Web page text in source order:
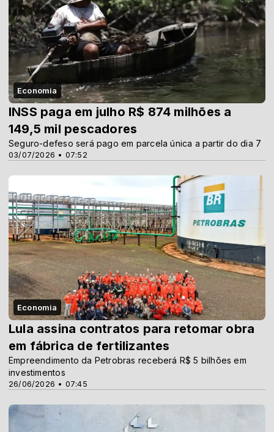
Economia
03/07/2026 • 07:52
INSS paga em julho R$ 874 milhões a
149,5 mil pescadores
Seguro-defeso será pago em parcela única a partir do dia 7
Economia
26/06/2026 • 07:45
Lula assina contratos para retomar obra
em fábrica de fertilizantes
Empreendimento da Petrobras receberá R$ 5 bilhões em
investimentos